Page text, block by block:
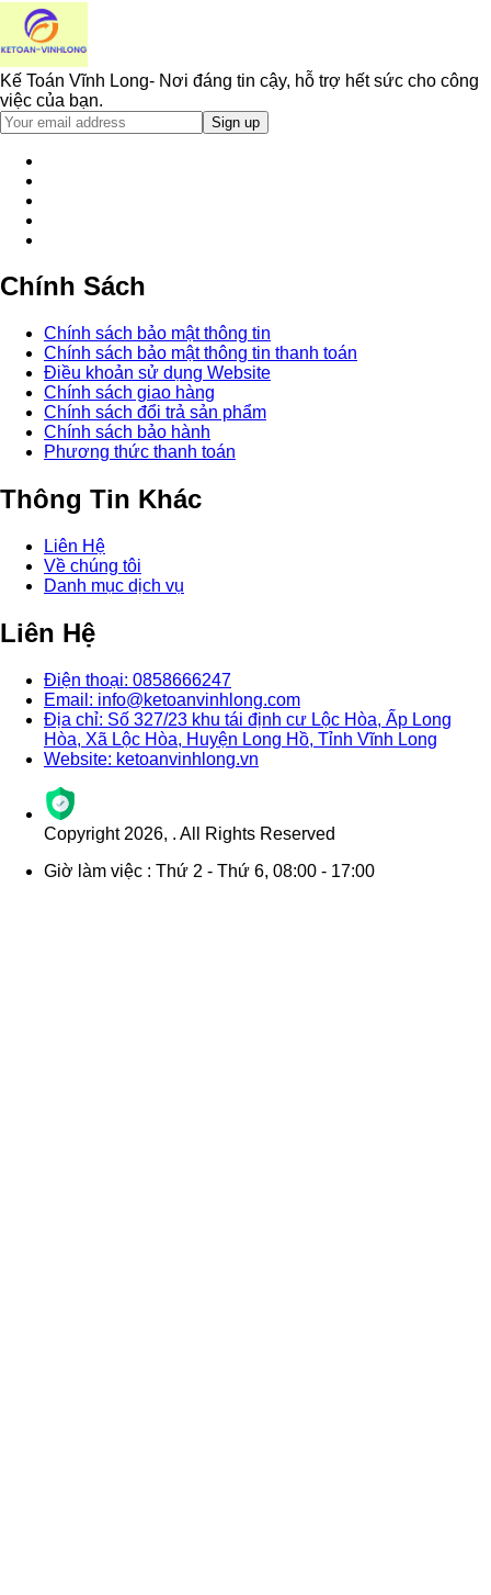
Kế Toán Vĩnh Long- Nơi đáng tin cậy, hỗ trợ hết sức cho công
việc của bạn.
Chính Sách
Chính sách bảo mật thông tin
Chính sách bảo mật thông tin thanh toán
Điều khoản sử dụng Website
Chính sách giao hàng
Chính sách đổi trả sản phẩm
Chính sách bảo hành
Phương thức thanh toán
Thông Tin Khác
Liên Hệ
Về chúng tôi
Danh mục dịch vụ
Liên Hệ
Điện thoại: 0858666247
Email: info@ketoanvinhlong.com
Địa chỉ: Số 327/23 khu tái định cư Lộc Hòa, Ấp Long
Hòa, Xã Lộc Hòa, Huyện Long Hồ, Tỉnh Vĩnh Long
Website: ketoanvinhlong.vn
Copyright 2026, . All Rights Reserved
Giờ làm việc : Thứ 2 - Thứ 6, 08:00 - 17:00